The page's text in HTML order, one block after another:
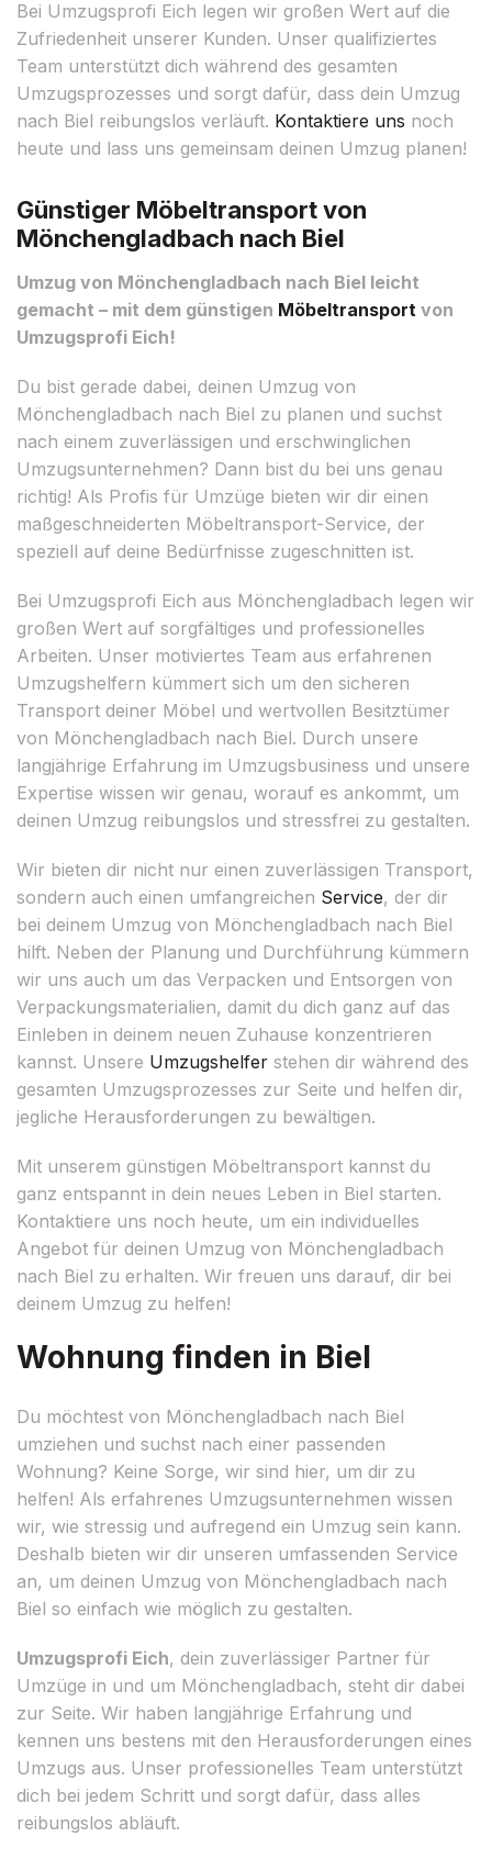
Bei Umzugsprofi Eich legen wir großen Wert auf die
Zufriedenheit unserer Kunden. Unser qualifiziertes
Team unterstützt dich während des gesamten
Umzugsprozesses und sorgt dafür, dass dein Umzug
nach Biel reibungslos verläuft. Kontaktiere uns noch
heute und lass uns gemeinsam deinen Umzug planen!
Günstiger Möbeltransport von
Mönchengladbach nach Biel
Umzug von Mönchengladbach nach Biel leicht
gemacht – mit dem günstigen Möbeltransport von
Umzugsprofi Eich!
Du bist gerade dabei, deinen Umzug von
Mönchengladbach nach Biel zu planen und suchst
nach einem zuverlässigen und erschwinglichen
Umzugsunternehmen? Dann bist du bei uns genau
richtig! Als Profis für Umzüge bieten wir dir einen
maßgeschneiderten Möbeltransport-Service, der
speziell auf deine Bedürfnisse zugeschnitten ist.
Bei Umzugsprofi Eich aus Mönchengladbach legen wir
großen Wert auf sorgfältiges und professionelles
Arbeiten. Unser motiviertes Team aus erfahrenen
Umzugshelfern kümmert sich um den sicheren
Transport deiner Möbel und wertvollen Besitztümer
von Mönchengladbach nach Biel. Durch unsere
langjährige Erfahrung im Umzugsbusiness und unsere
Expertise wissen wir genau, worauf es ankommt, um
deinen Umzug reibungslos und stressfrei zu gestalten.
Wir bieten dir nicht nur einen zuverlässigen Transport,
sondern auch einen umfangreichen Service, der dir
bei deinem Umzug von Mönchengladbach nach Biel
hilft. Neben der Planung und Durchführung kümmern
wir uns auch um das Verpacken und Entsorgen von
Verpackungsmaterialien, damit du dich ganz auf das
Einleben in deinem neuen Zuhause konzentrieren
kannst. Unsere Umzugshelfer stehen dir während des
gesamten Umzugsprozesses zur Seite und helfen dir,
jegliche Herausforderungen zu bewältigen.
Mit unserem günstigen Möbeltransport kannst du
ganz entspannt in dein neues Leben in Biel starten.
Kontaktiere uns noch heute, um ein individuelles
Angebot für deinen Umzug von Mönchengladbach
nach Biel zu erhalten. Wir freuen uns darauf, dir bei
deinem Umzug zu helfen!
Wohnung finden in Biel
Du möchtest von Mönchengladbach nach Biel
umziehen und suchst nach einer passenden
Wohnung? Keine Sorge, wir sind hier, um dir zu
helfen! Als erfahrenes Umzugsunternehmen wissen
wir, wie stressig und aufregend ein Umzug sein kann.
Deshalb bieten wir dir unseren umfassenden Service
an, um deinen Umzug von Mönchengladbach nach
Biel so einfach wie möglich zu gestalten.
Umzugsprofi Eich, dein zuverlässiger Partner für
Umzüge in und um Mönchengladbach, steht dir dabei
zur Seite. Wir haben langjährige Erfahrung und
kennen uns bestens mit den Herausforderungen eines
Umzugs aus. Unser professionelles Team unterstützt
dich bei jedem Schritt und sorgt dafür, dass alles
reibungslos abläuft.